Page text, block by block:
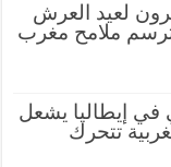
لعيد العرش
ترسم ملامح مغرب
إيطاليا يشعل
تتحرك